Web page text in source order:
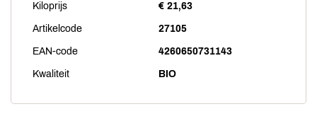
Kiloprijs € 21,63
Artikelcode 27105
EAN-code 4260650731143
Kwaliteit BIO